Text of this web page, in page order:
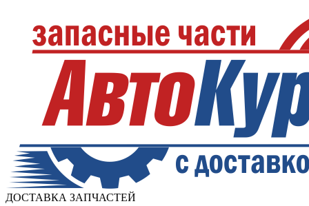
ДОСТАВКА ЗАПЧАСТЕЙ